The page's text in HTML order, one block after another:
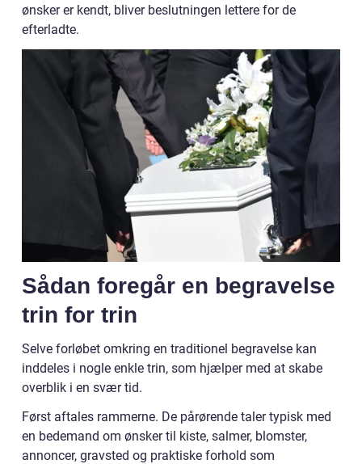
ønsker er kendt, bliver beslutningen lettere for de
efterladte.
Sådan foregår en begravelse
trin for trin
Selve forløbet omkring en traditionel begravelse kan
inddeles i nogle enkle trin, som hjælper med at skabe
overblik i en svær tid.
Først aftales rammerne. De pårørende taler typisk med
en bedemand om ønsker til kiste, salmer, blomster,
annoncer, gravsted og praktiske forhold som